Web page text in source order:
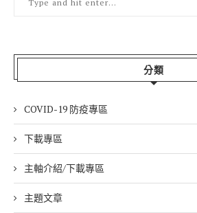
分類
COVID-19 防疫專區
下載專區
主軸介紹/下載專區
主題文章